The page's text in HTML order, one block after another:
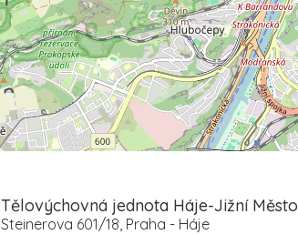
Tělovýchovná jednota Háje-Jižní Město
Steinerova 601/18, Praha - Háje